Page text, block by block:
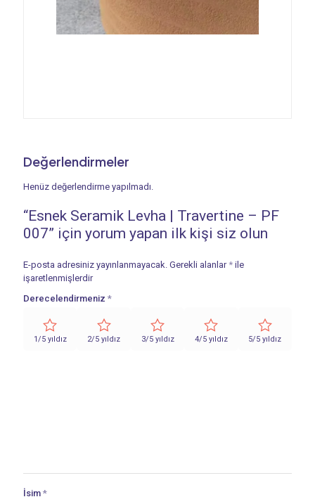
Değerlendirmeler
Henüz değerlendirme yapılmadı.
“Esnek Seramik Levha | Travertine – PF
007” için yorum yapan ilk kişi siz olun
E-posta adresiniz yayınlanmayacak. Gerekli alanlar * ile
işaretlenmişlerdir
Derecelendirmeniz *
1/5 yıldız 2/5 yıldız 3/5 yıldız 4/5 yıldız 5/5 yıldız
İsim *